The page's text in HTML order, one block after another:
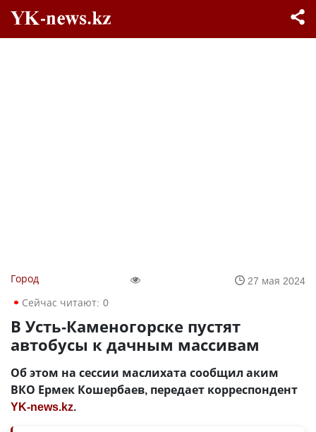
Город
27 мая 2024
Сейчас читают: 0
В Усть-Каменогорске пустят
автобусы к дачным массивам
Об этом на сессии маслихата сообщил аким
ВКО Ермек Кошербаев, передает корреспондент
YK-news.kz.